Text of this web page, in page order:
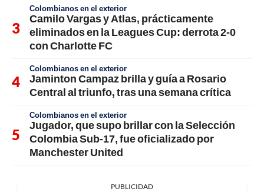
Colombianos en el exterior
Camilo Vargas y Atlas, prácticamente
eliminados en la Leagues Cup: derrota 2-0
con Charlotte FC
Colombianos en el exterior
Jaminton Campaz brilla y guía a Rosario
Central al triunfo, tras una semana crítica
Colombianos en el exterior
Jugador, que supo brillar con la Selección
Colombia Sub-17, fue oficializado por
Manchester United
PUBLICIDAD